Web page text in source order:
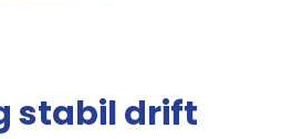
stabil drift